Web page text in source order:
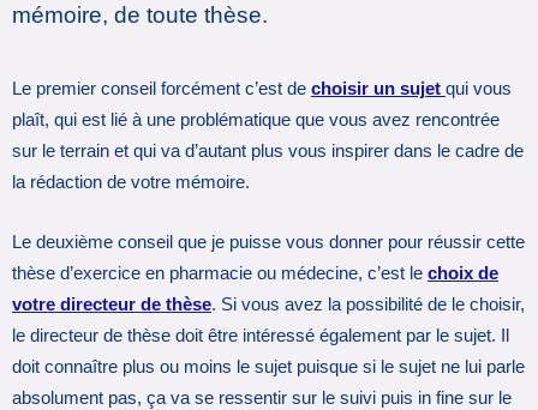
mémoire, de toute thèse.
Le premier conseil forcément c’est de choisir un sujet qui vous
plaît, qui est lié à une problématique que vous avez rencontrée
sur le terrain et qui va d’autant plus vous inspirer dans le cadre de
la rédaction de votre mémoire.
Le deuxième conseil que je puisse vous donner pour réussir cette
thèse d’exercice en pharmacie ou médecine, c’est le choix de
votre directeur de thèse. Si vous avez la possibilité de le choisir,
le directeur de thèse doit être intéressé également par le sujet. Il
doit connaître plus ou moins le sujet puisque si le sujet ne lui parle
absolument pas, ça va se ressentir sur le suivi puis in fine sur le